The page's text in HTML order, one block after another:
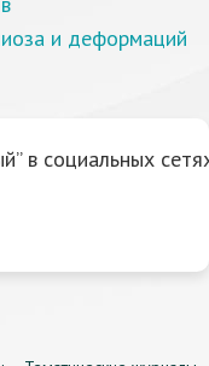
и деформаций
в социальных